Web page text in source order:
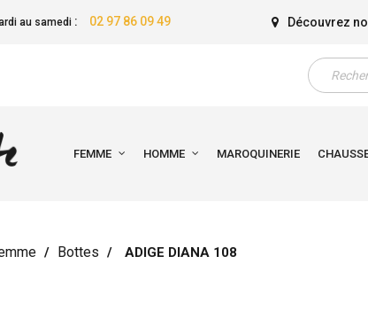
au samedi: 02 97 86 09 49 Découvrez
FEMME HOMME MAROQUINERIE
Bottes ADIGE DIANA 108